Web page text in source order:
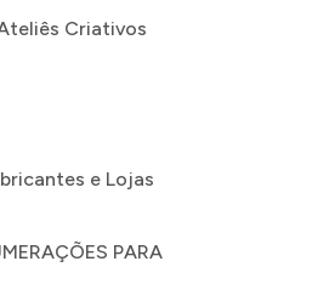
Criativos
e Lojas
PARA